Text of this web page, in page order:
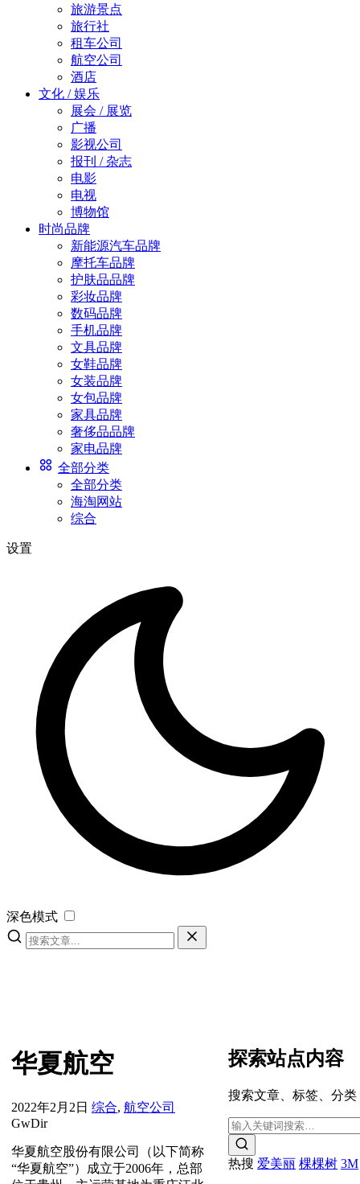
旅游景点
旅行社
租车公司
航空公司
酒店
文化 / 娱乐
展会 / 展览
广播
影视公司
报刊 / 杂志
电影
电视
博物馆
时尚品牌
新能源汽车品牌
摩托车品牌
护肤品品牌
彩妆品牌
数码品牌
手机品牌
文具品牌
女鞋品牌
女装品牌
女包品牌
家具品牌
奢侈品品牌
家电品牌
全部分类
全部分类
海淘网站
综合
设置
深色模式
华夏航空
2022年2月2日 综合, 航空公司
GwDir
华夏航空股份有限公司（以下简称
“华夏航空”）成立于2006年，总部
探索站点内容
搜索文章、标签、分类
热搜 爱美丽 棵棵树 3M